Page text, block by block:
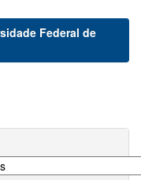
Federal de